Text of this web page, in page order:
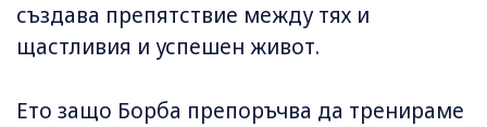
създава препятствие между тях и
щастливия и успешен живот.
Ето защо Борба препоръчва да тренираме